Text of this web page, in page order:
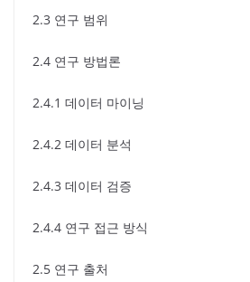
2.3 연구 범위
2.4 연구 방법론
2.4.1 데이터 마이닝
2.4.2 데이터 분석
2.4.3 데이터 검증
2.4.4 연구 접근 방식
2.5 연구 출처